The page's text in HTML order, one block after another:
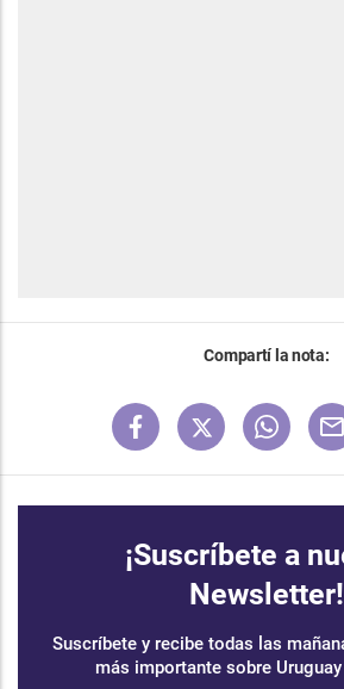
Compartí la nota:
¡Suscríbete a
Newsletter!
Suscríbete y recibe todas las
más importante sobre